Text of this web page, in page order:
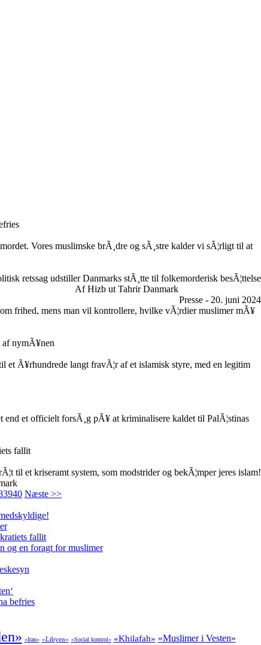
Vores muslimske brÃ¸dre og sÃ¸stre kalder vi sÃ¦rligt til at
retssag udstiller Danmarks stÃ¸tte til folkemorderisk besÃ¦ttelse
Af Hizb ut Tahrir Danmark
Presse - 20. juni 2024
frihed, mens man vil kontrollere, hvilke vÃ¦rdier muslimer mÃ¥
af nymÃ¥nen
Ã¥rhundrede langt fravÃ¦r af et islamisk styre, med en legitim
end et officielt forsÃ¸g pÃ¥ at kriminalisere kaldet til PalÃ¦stinas
fallit
til et kriseramt system, som modstrider og bekÃ¦mper jeres islam!
3940 Næste >>
fallit
og en foragt for muslimer
befries
«Iran» «Libyen» «Social kontrol» «Khilafah» «Muslimer i Vesten»